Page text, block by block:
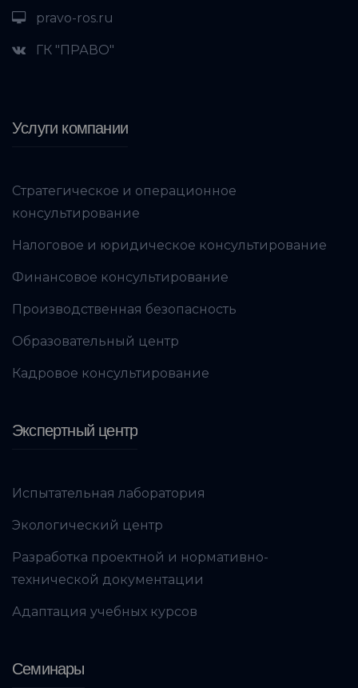
pravo-ros.ru
ГК "ПРАВО"
Услуги компании
Стратегическое и операционное
консультирование
Налоговое и юридическое консультирование
Финансовое консультирование
Производственная безопасность
Образовательный центр
Кадровое консультирование
Экспертный центр
Испытательная лаборатория
Экологический центр
Разработка проектной и нормативно-
технической документации
Адаптация учебных курсов
Семинары